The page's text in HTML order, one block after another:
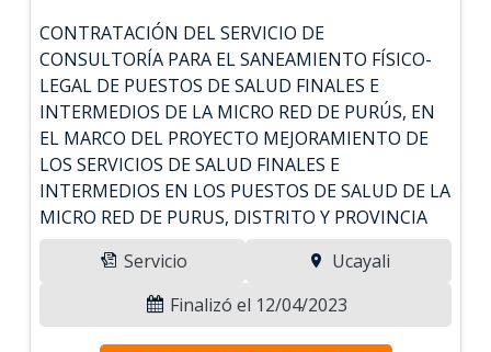
CONTRATACIÓN DEL SERVICIO DE
CONSULTORÍA PARA EL SANEAMIENTO FÍSICO-
LEGAL DE PUESTOS DE SALUD FINALES E
INTERMEDIOS DE LA MICRO RED DE PURÚS, EN
EL MARCO DEL PROYECTO MEJORAMIENTO DE
LOS SERVICIOS DE SALUD FINALES E
INTERMEDIOS EN LOS PUESTOS DE SALUD DE LA
MICRO RED DE PURUS, DISTRITO Y PROVINCIA
Servicio
Ucayali
Finalizó el 12/04/2023